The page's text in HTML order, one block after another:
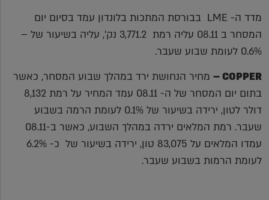
מדד ה- LME בבורסת המתכות בלונדון עמד בסיום יום
המסחר ב 08.11 עליה רמת 3,771.2 נק', עליה בשיעור של –
0.6% לעומת שבוע שעבר.
COPPER
– מחיר הנחושת ירד במהלך שבוע המסחר, כאשר
בתום יום המסחר של ה- 08.11 עמד המחיר על רמת 8,132
דולר לטון, ירידה בשיעור של 0.1% לעומת הרמה בשבוע
שעבר. רמת המלאים ירדה במהלך השבוע, כאשר ב-08.11
עמדו המלאים על 83,075 טון, ירידה בשיעור של כ- 6.2%
לעומת הרמות בשבוע שעבר.